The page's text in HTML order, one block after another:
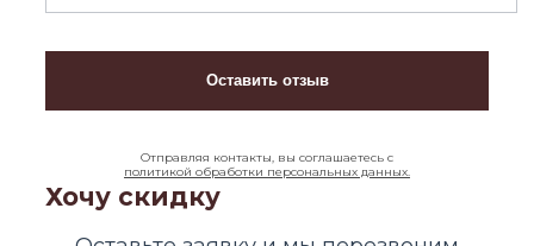
Отправляя контакты, вы соглашаетесь с
политикой обработки персональных данных.
Хочу скидку